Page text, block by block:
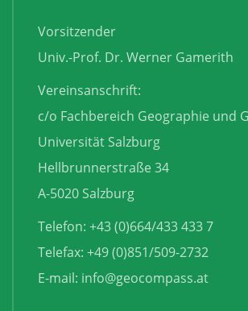
Vorsitzender
Univ.-Prof. Dr. Werner Gamerith
Vereinsanschrift:
c/o Fachbereich Geographie und
Universität Salzburg
Hellbrunnerstraße 34
A-5020 Salzburg
Telefon: +43 (0)664/433 433 7
Telefax: +49 (0)851/509-2732
E-mail: info@geocompass.at